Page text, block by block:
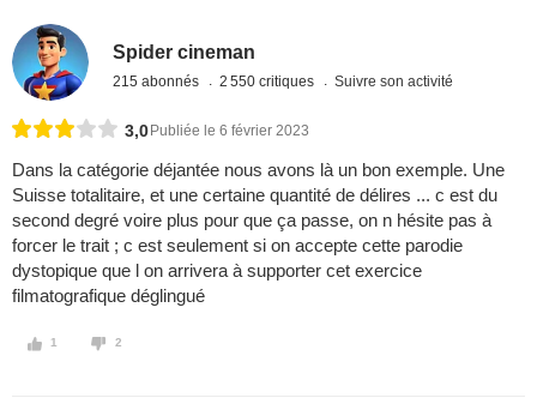
Spider cineman
215 abonnés 2 550 critiques Suivre son activité
3,0 Publiée le 6 février 2023
Dans la catégorie déjantée nous avons là un bon exemple. Une
Suisse totalitaire, et une certaine quantité de délires ... c est du
second degré voire plus pour que ça passe, on n hésite pas à
forcer le trait ; c est seulement si on accepte cette parodie
dystopique que l on arrivera à supporter cet exercice
filmatografique déglingué
1 2